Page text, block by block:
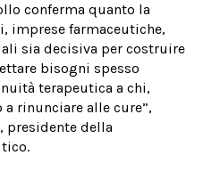
conferma quanto la
imprese farmaceutiche,
sia decisiva per costruire
bisogni spesso
terapeutica a chi,
rinunciare alle cure”,
, presidente della